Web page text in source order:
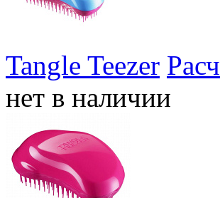
Tangle Teezer
нет в наличии